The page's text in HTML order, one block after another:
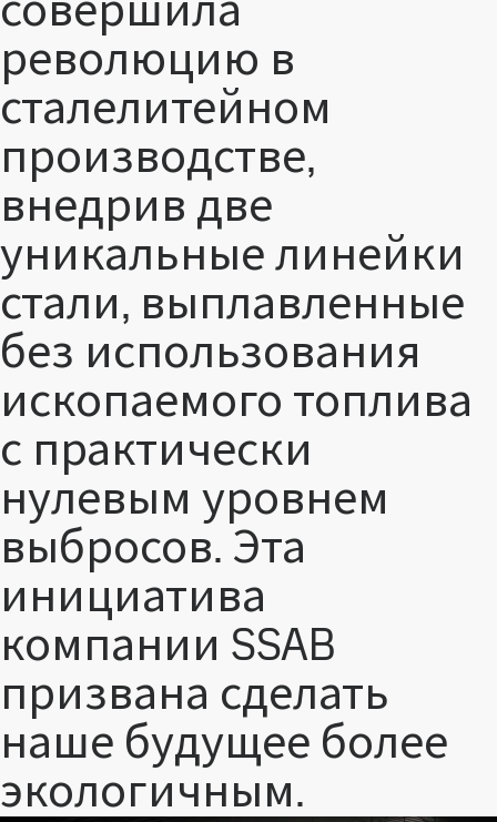
революцию в
сталелитейном
производстве,
внедрив две
уникальные линейки
стали, выплавленные
без использования
ископаемого топлива
с практически
нулевым уровнем
выбросов. Эта
инициатива
компании SSAB
призвана сделать
наше будущее более
экологичным.